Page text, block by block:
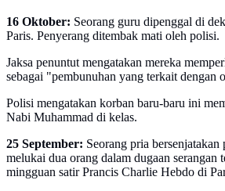
16 Oktober: Seorang guru dipenggal di
Paris. Penyerang ditembak mati oleh polisi.
Jaksa penuntut mengatakan mereka
sebagai "pembunuhan yang terkait dengan
Polisi mengatakan korban baru-baru ini
Nabi Muhammad di kelas.
25 September: Seorang pria bersenjatakan
melukai dua orang dalam dugaan serangan
mingguan satir Prancis Charlie Hebdo di